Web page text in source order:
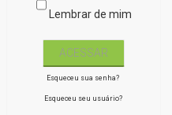
Lembrar de mim
Esqueceu sua senha?
Esqueceu seu usuário?